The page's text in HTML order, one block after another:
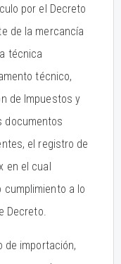
por el Decreto
de la mercancía
técnica
técnico,
de Impuestos y
documentos
el registro de
en el cual
cumplimiento a lo
Decreto.
de importación,